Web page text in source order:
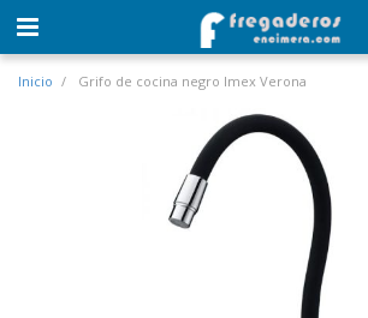
Inicio Grifo de cocina negro Imex Verona